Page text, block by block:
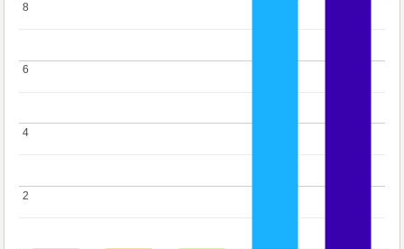
2
2
4
4
6
6
8
8